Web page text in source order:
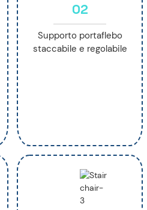
02
Supporto portaflebo
staccabile e regolabile